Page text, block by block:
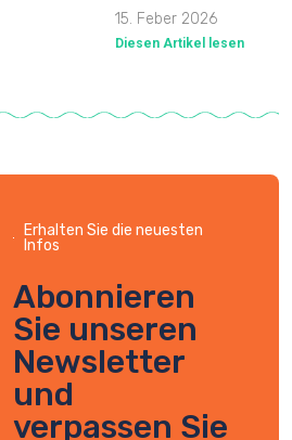
15. Feber 2026
Diesen Artikel lesen
Erhalten Sie die neuesten
Infos
Abonnieren
Sie unseren
Newsletter
und
verpassen Sie